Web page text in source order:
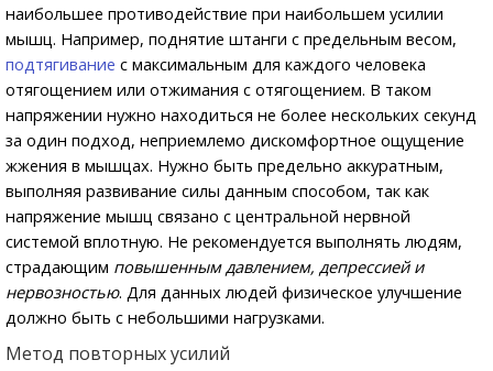
наибольшее противодействие при наибольшем усилии
мышц. Например, поднятие штанги с предельным весом,
подтягивание с максимальным для каждого человека
отягощением или отжимания с отягощением. В таком
напряжении нужно находиться не более нескольких секунд
за один подход, неприемлемо дискомфортное ощущение
жжения в мышцах. Нужно быть предельно аккуратным,
выполняя развивание силы данным способом, так как
напряжение мышц связано с центральной нервной
системой вплотную. Не рекомендуется выполнять людям,
страдающим повышенным давлением, депрессией и
нервозностью. Для данных людей физическое улучшение
должно быть с небольшими нагрузками.
Метод повторных усилий